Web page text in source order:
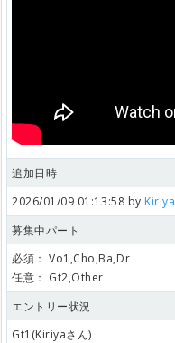
追加日時
2026/01/09 01:13:58 by Kiriya
募集中パート
必須： Vo1,Cho,Ba,Dr
任意： Gt2,Other
エントリー状況
Gt1(Kiriyaさん)